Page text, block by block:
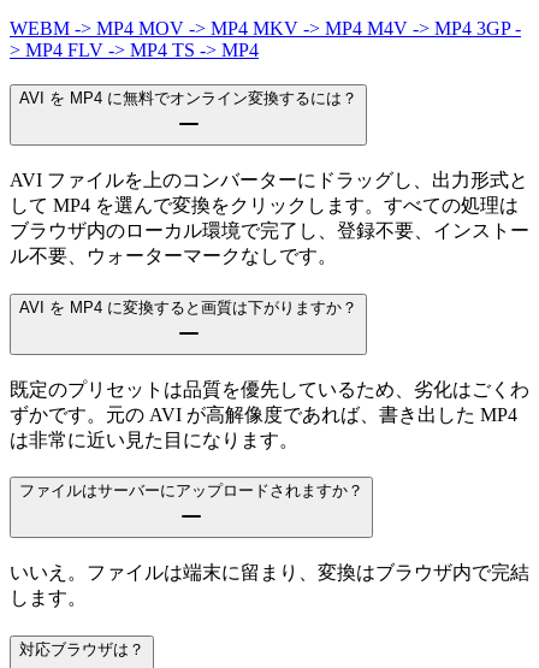
WEBM -> MP4 MOV -> MP4 MKV -> MP4 M4V -> MP4 3GP -
> MP4 FLV -> MP4 TS -> MP4
AVI を MP4 に無料でオンライン変換するには？
AVI ファイルを上のコンバーターにドラッグし、出力形式と
して MP4 を選んで変換をクリックします。すべての処理は
ブラウザ内のローカル環境で完了し、登録不要、インストー
ル不要、ウォーターマークなしです。
AVI を MP4 に変換すると画質は下がりますか？
既定のプリセットは品質を優先しているため、劣化はごくわ
ずかです。元の AVI が高解像度であれば、書き出した MP4
は非常に近い見た目になります。
ファイルはサーバーにアップロードされますか？
いいえ。ファイルは端末に留まり、変換はブラウザ内で完結
します。
対応ブラウザは？